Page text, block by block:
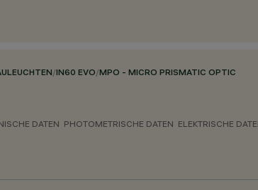
/IN60 EVO/MPO - MICRO PRISMATIC OPTIC
DATEN PHOTOMETRISCHE DATEN ELEKTRISCHE